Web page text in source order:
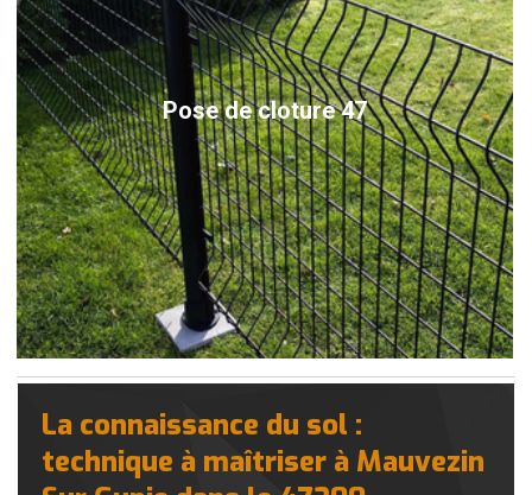
Pose de cloture 47
La connaissance du sol :
technique à maîtriser à Mauvezin